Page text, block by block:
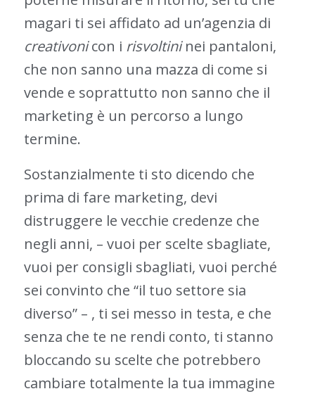
magari ti sei affidato ad un’agenzia di
creativonicon i risvoltininei pantaloni,
che non sanno una mazza di come si
vende e soprattutto non sanno che il
marketing è un percorso a lungo
termine.
Sostanzialmente ti sto dicendo che
prima di fare marketing, devi
distruggere le vecchie credenze che
negli anni, – vuoi per scelte sbagliate,
vuoi per consigli sbagliati, vuoi perché
sei convinto che “il tuo settore sia
diverso” – , ti sei messo in testa, e che
senza che te ne rendi conto, ti stanno
bloccando su scelte che potrebbero
cambiare totalmente la tua immagine